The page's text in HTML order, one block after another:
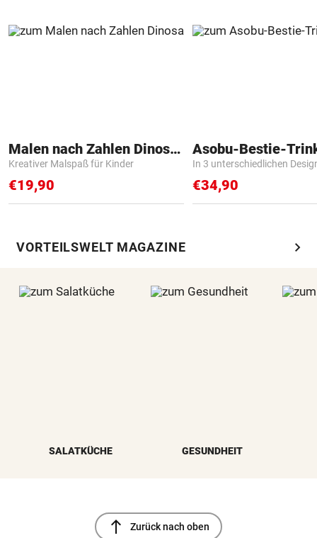
Malen nach Zahlen Dinosaurier
Kreativer Malspaß für Kinder
€19,90
Asobu-Bestie-
In 3 unterschiedlichen
€34,90
VORTEILSWELT MAGAZINE chevron_right
SALATKÜCHE GESUNDHEIT
north Zurück nach oben